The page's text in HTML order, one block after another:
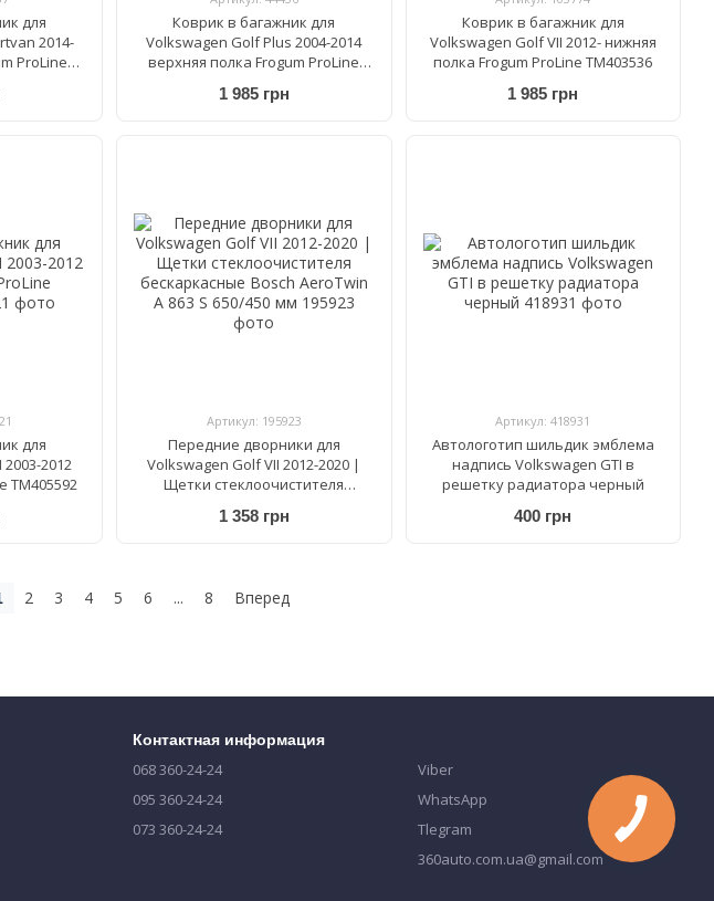
для
2014-
ProLine
Коврик в багажник для
Volkswagen Golf Plus 2004-2014
верхняя полка Frogum ProLine
1 985 грн
Коврик в багажник для
Volkswagen Golf VII 2012- нижняя
полка Frogum ProLine TM403536
1 985 грн
для
2012
TM405592
Артикул: 195923
Передние дворники для
Volkswagen Golf VII 2012-2020 |
Щетки стеклоочистителя
863 S 650/450 мм
1 358 грн
Артикул: 418931
Автологотип шильдик эмблема
надпись Volkswagen GTI в
решетку радиатора черный
400 грн
2 3 4 5 6 ... 8 Вперед
Контактная информация
068 360-24-24
095 360-24-24
073 360-24-24
Viber
WhatsApp
Tlegram
360auto.com.ua@gmail.com